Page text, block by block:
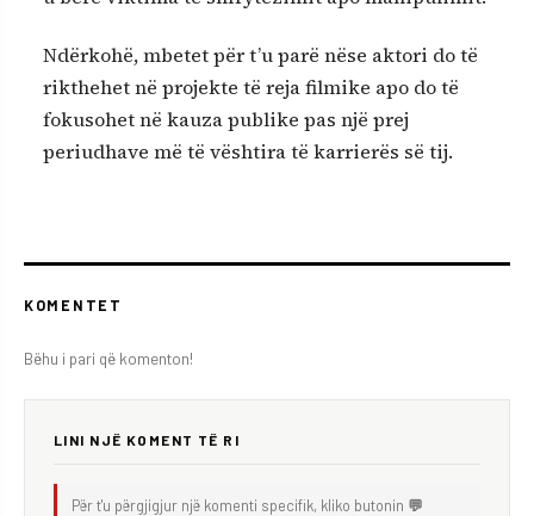
Ndërkohë, mbetet për t’u parë nëse aktori do të
rikthehet në projekte të reja filmike apo do të
fokusohet në kauza publike pas një prej
periudhave më të vështira të karrierës së tij.
KOMENTET
Bëhu i pari që komenton!
LINI NJË KOMENT TË RI
Për t'u përgjigjur një komenti specifik, kliko butonin 💬